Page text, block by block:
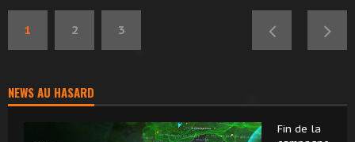
1 2 3
NEWS AU HASARD
Fin de la